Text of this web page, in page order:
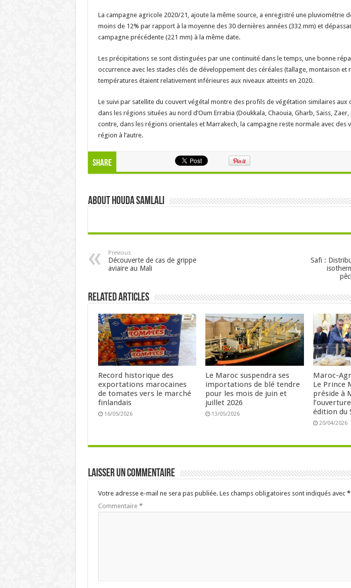
La campagne agricole 2020/21, ajoute la même source, a enregistré une pluviométrie
moins de 12% par rapport à la moyenne des 30 dernières années (332 mm) et
campagne précédente (221 mm) à la même date.
Les précipitations se sont distinguées par une continuité dans le temps, une bonne
occurrence avec les stades clés de développement des céréales (tallage, montaison et
températures étaient relativement inférieures aux niveaux atteints en 2020.
Le suivi par satellite du couvert végétal montre des profils de végétation similaires aux
dans les régions situées au nord d’Oum Errabia (Doukkala, Chaouia, Gharb, Saiss, Zaer,
contre, dans les régions orientales et Marrakech, la campagne reste normale avec des
région à l’autre.
Share
About Houda samlali
Previous
Découverte de cas de grippe
aviaire au Mali
Safi :
Related Articles
Record historique des
exportations marocaines
de tomates vers le marché
finlandais
16/05/2026
Le Maroc suspendra ses
importations de blé tendre
pour les mois de juin et
juillet 2026
13/05/2026
Maroc-
Le Prince
préside à
édition du
20/04/2026
Laisser un commentaire
Votre adresse e-mail ne sera pas publiée. Les champs obligatoires sont indiqués avec *
Commentaire *